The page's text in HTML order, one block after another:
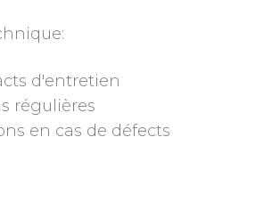
d'entretien
régulières
en cas de défects